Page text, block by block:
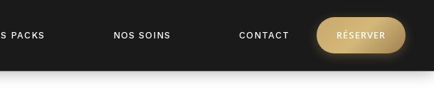
plugins/elementor-pro/license/api.php on line368
PACKS NOS SOINS CONTACT RÉSERVER